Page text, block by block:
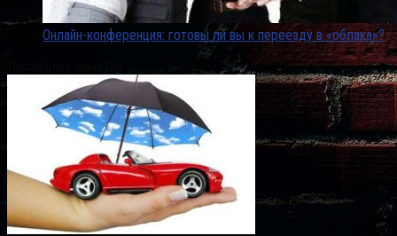
Онлайн-конференция: готовы ли вы к переезду в «облака»?